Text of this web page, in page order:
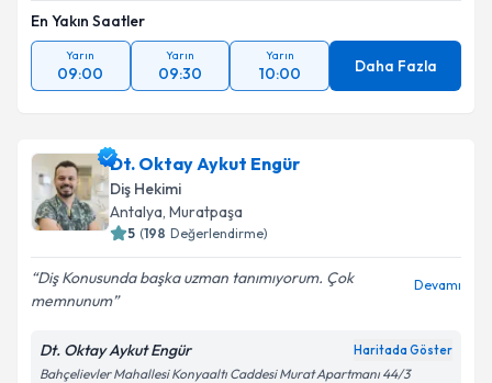
En Yakın Saatler
Yarın
09:00
Yarın
09:30
Yarın
10:00 Daha Fazla
Dt. Oktay Aykut Engür
Diş Hekimi
Antalya, Muratpaşa
5 (198 Değerlendirme)
Diş Konusunda başka uzman tanımıyorum. Çok
memnunum
Devamı
Dt. Oktay Aykut Engür Haritada Göster
Bahçelievler Mahallesi Konyaaltı Caddesi Murat Apartmanı 44/3